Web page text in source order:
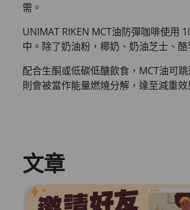
需。
UNIMAT RIKEN MCT油防彈咖啡使用
中。除了奶油粉，椰奶、奶油芝士、
配合生酮或低碳低醣飲食，MCT油可
則會被當作能量燃燒分解，達至減重效
文章